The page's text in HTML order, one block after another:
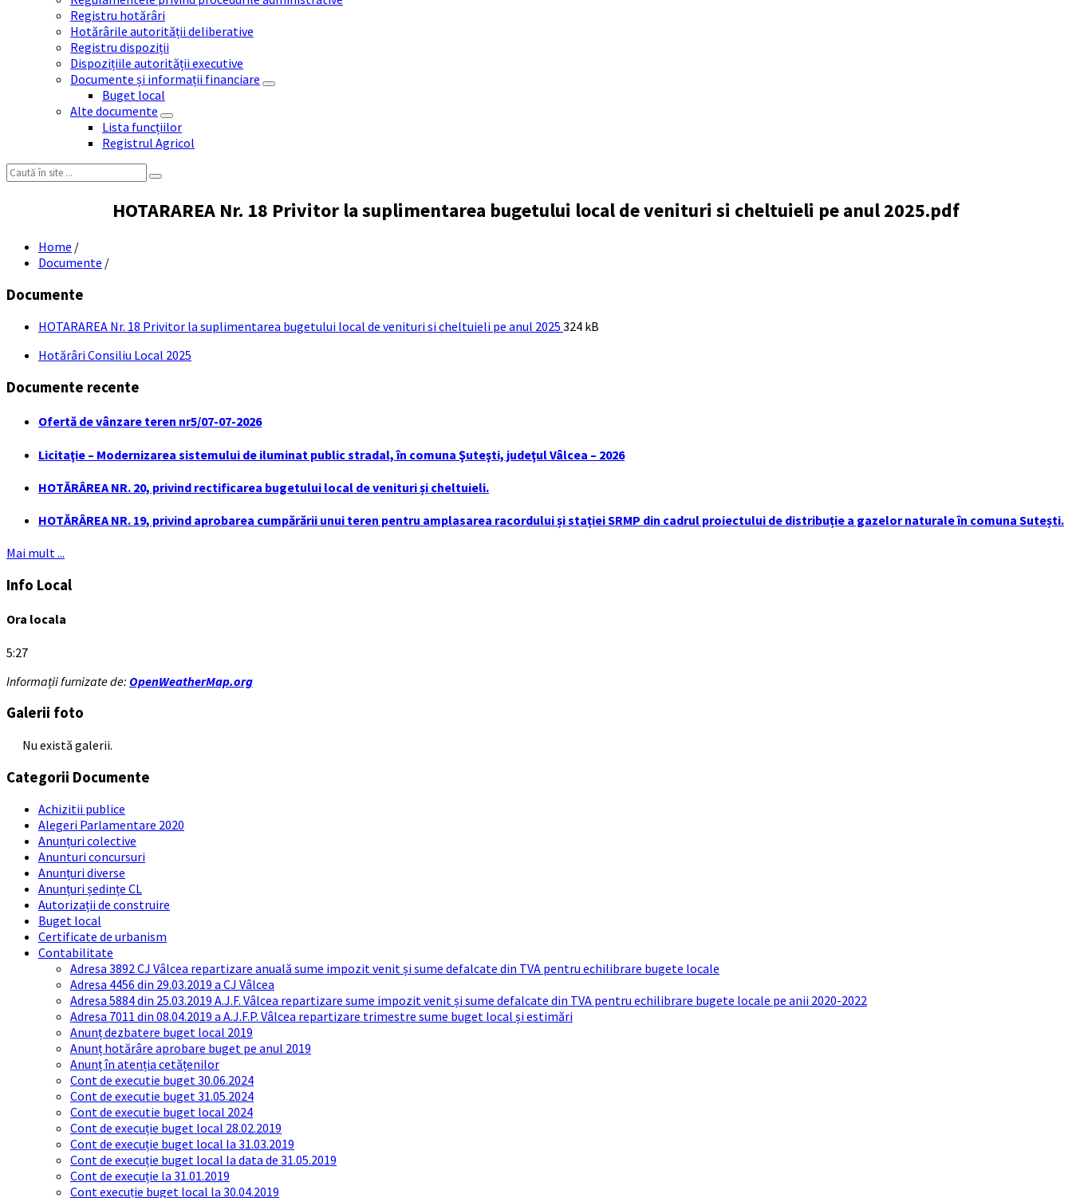
Registru hotărâri
Hotărârile autorității deliberative
Registru dispoziții
Dispozițiile autorității executive
Documente și informații financiare
Buget local
Alte documente
Lista funcțiilor
Registrul Agricol
Search:
HOTARAREA Nr. 18 Privitor la suplimentarea bugetului local de venituri si cheltuieli pe anul 2025.pdf
Home /
Documente /
Documente
HOTARAREA Nr. 18 Privitor la suplimentarea bugetului local de venituri si cheltuieli pe anul 2025 File
File
324 kB
Hotărâri Consiliu Local 2025
Documente recente
Ofertă de vânzare teren nr5/07-07-2026
Licitaţie – Modernizarea sistemului de iluminat public stradal, în comuna Şuteşti, judeţul Vâlcea – 2026
HOTĂRÂREA NR. 20, privind rectificarea bugetului local de venituri și cheltuieli.
HOTĂRÂREA NR. 19, privind aprobarea cumpărării unui teren pentru amplasarea racordului și stației SRMP din cadrul proiectului de distribuție a gazelor naturale în comuna Sutești.
Mai mult ...
Info Local
Ora locala
5:27
Informații furnizate de: OpenWeatherMap.org
Galerii foto
Nu există galerii.
Categorii Documente
Achizitii publice
Alegeri Parlamentare 2020
Anunțuri colective
Anunturi concursuri
Anunțuri diverse
Anunțuri ședințe CL
Autorizații de construire
Buget local
Certificate de urbanism
Contabilitate
Adresa 3892 CJ Vâlcea repartizare anuală sume impozit venit și sume defalcate din TVA pentru echilibrare bugete locale
Adresa 4456 din 29.03.2019 a CJ Vâlcea
Adresa 5884 din 25.03.2019 A.J.F. Vâlcea repartizare sume impozit venit și sume defalcate din TVA pentru echilibrare bugete locale pe anii 2020-2022
Adresa 7011 din 08.04.2019 a A.J.F.P. Vâlcea repartizare trimestre sume buget local și estimări
Anunț dezbatere buget local 2019
Anunț hotărâre aprobare buget pe anul 2019
Anunț în atenția cetățenilor
Cont de executie buget 30.06.2024
Cont de executie buget 31.05.2024
Cont de executie buget local 2024
Cont de execuție buget local 28.02.2019
Cont de execuție buget local la 31.03.2019
Cont de execuție buget local la data de 31.05.2019
Cont de execuție la 31.01.2019
Cont execuție buget local la 30.04.2019